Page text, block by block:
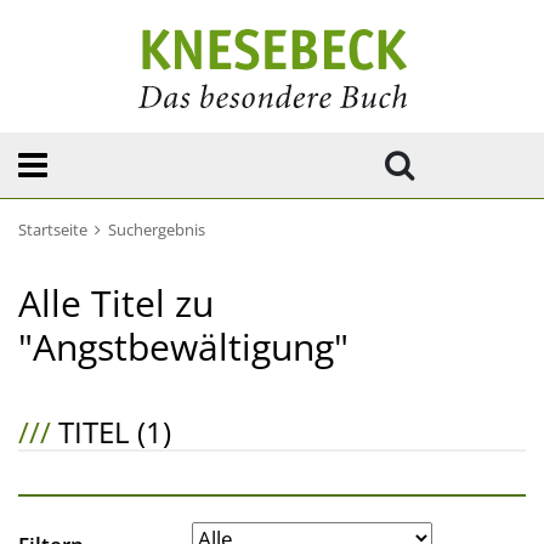
Startseite Suchergebnis
Alle Titel zu
"Angstbewältigung"
///TITEL (1)